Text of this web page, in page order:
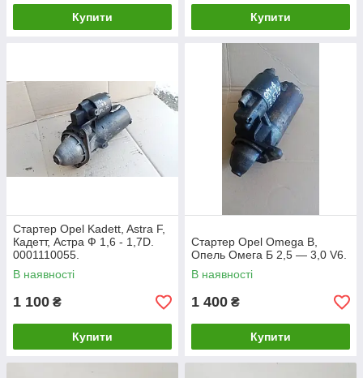
Купити Купити
Стартер Opel Kadett, Astra F,
Кадетт, Астра Ф 1,6 - 1,7D.
0001110055.
В наявності
1 100 ₴
Купити
Стартер Opel Omega B,
Опель Омега Б 2,5 — 3,0 V6.
В наявності
1 400 ₴
Купити